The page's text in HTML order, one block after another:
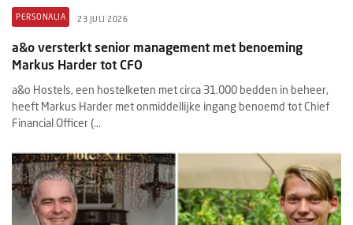
PERSONALIA 23 JULI 2026
a&o versterkt senior management met benoeming
Markus Harder tot CFO
a&o Hostels, een hostelketen met circa 31.000 bedden in beheer,
heeft Markus Harder met onmiddellijke ingang benoemd tot Chief
Financial Officer (...